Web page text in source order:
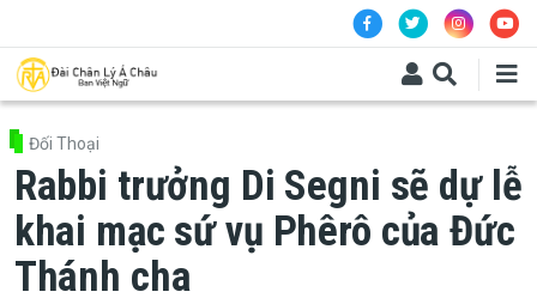
Đối Thoại
Rabbi trưởng Di Segni sẽ dự lễ
khai mạc sứ vụ Phêrô của Đức
Thánh cha